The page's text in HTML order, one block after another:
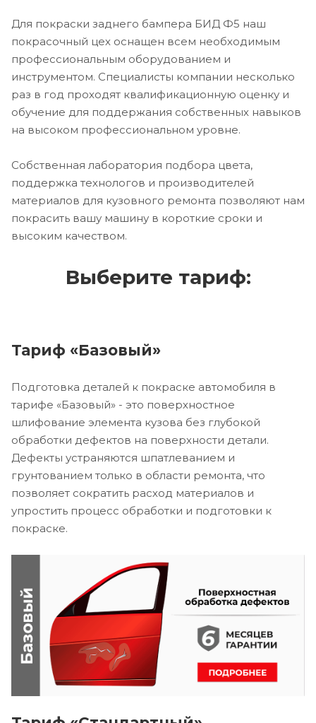
Для покраски заднего бампера БИД Ф5 наш
покрасочный цех оснащен всем необходимым
профессиональным оборудованием и
инструментом. Специалисты компании несколько
раз в год проходят квалификационную оценку и
обучение для поддержания собственных навыков
на высоком профессиональном уровне.
Собственная лаборатория подбора цвета,
поддержка технологов и производителей
материалов для кузовного ремонта позволяют нам
покрасить вашу машину в короткие сроки и
высоким качеством.
Выберите тариф:
Тариф «Базовый»
Подготовка деталей к покраске автомобиля в
тарифе «Базовый» - это поверхностное
шлифование элемента кузова без глубокой
обработки дефектов на поверхности детали.
Дефекты устраняются шпатлеванием и
грунтованием только в области ремонта, что
позволяет сократить расход материалов и
упростить процесс обработки и подготовки к
покраске.